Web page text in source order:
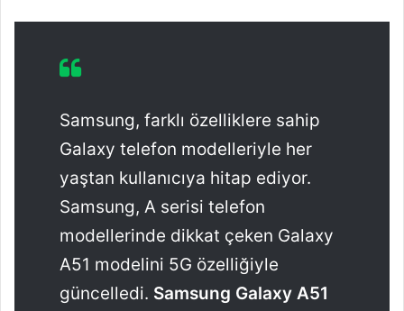
Samsung, farklı özelliklere sahip
Galaxy telefon modelleriyle her
yaştan kullanıcıya hitap ediyor.
Samsung, A serisi telefon
modellerinde dikkat çeken Galaxy
A51 modelini 5G özelliğiyle
güncelledi. Samsung Galaxy A51